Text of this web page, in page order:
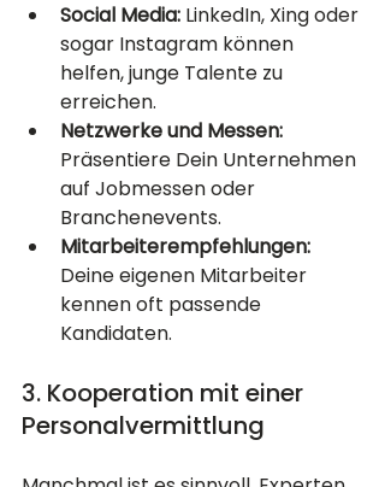
Social Media: LinkedIn, Xing oder
sogar Instagram können
helfen, junge Talente zu
erreichen.
Netzwerke und Messen:
Präsentiere Dein Unternehmen
auf Jobmessen oder
Branchenevents.
Mitarbeiterempfehlungen:
Deine eigenen Mitarbeiter
kennen oft passende
Kandidaten.
3. Kooperation mit einer
Personalvermittlung